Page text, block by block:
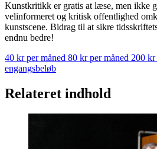
Kunstkritikk er gratis at læse, men ikke
velinformeret og kritisk offentlighed
kunstscene. Bidrag til at sikre
endnu bedre!
40 kr per måned 80 kr per måned 200 kr
engangsbeløb
Relateret indhold